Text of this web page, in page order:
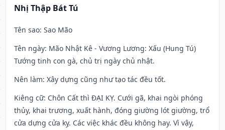
Nhị Thập Bát Tú
Tên sao: Sao Mão
Tên ngày: Mão Nhật Kê - Vương Lương: Xấu (Hung Tú)
Tướng tinh con gà, chủ trị ngày chủ nhật.
Nên làm: Xây dựng cũng như tạo tác đều tốt.
Kiêng cữ: Chôn Cất thì ĐẠI KỴ. Cưới gã, khai ngòi phóng
thủy, khai trương, xuất hành, đóng giường lót giường, trổ
cửa dựng cửa kỵ. Các việc khác đều không hay. Vì vậy,